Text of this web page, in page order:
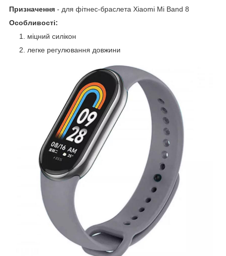
Призначення - для фітнес-браслета Xiaomi Mi Band 8
Особливості:
міцний силікон
легке регулювання довжини